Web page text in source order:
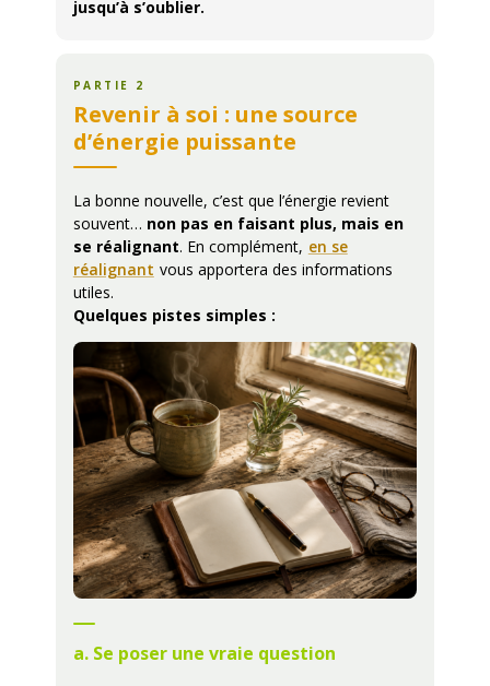
jusqu’à s’oublier.
PARTIE 2
Revenir à soi : une source
d’énergie puissante
La bonne nouvelle, c’est que l’énergie revient
souvent… non pas en faisant plus, mais en
se réalignant. En complément, en se
réalignant vous apportera des informations
utiles.
Quelques pistes simples :
a. Se poser une vraie question